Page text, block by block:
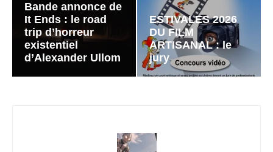
Bande annonce de
It Ends : le road
trip d’horreur
existentiel
d’Alexander Ullom
ESTIVALES 2026
DU FILM
ARTISANAL : le
jury